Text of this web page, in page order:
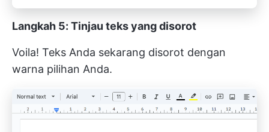
Langkah 5: Tinjau teks yang disorot
Voila! Teks Anda sekarang disorot dengan
warna pilihan Anda.